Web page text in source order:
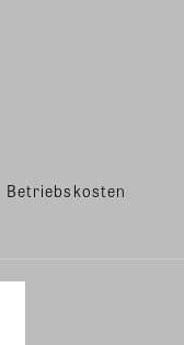
Betriebskosten